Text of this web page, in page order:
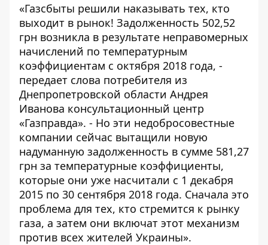
«Газсбыты решили наказывать тех, кто
выходит в рынок! Задолженность 502,52
грн возникла в результате неправомерных
начислений по температурным
коэффициентам с октября 2018 года, -
передает слова потребителя из
Днепропетровской области Андрея
Иванова консультационный центр
«Газправда». - Но эти недобросовестные
компании сейчас вытащили новую
надуманную задолженность в сумме 581,27
грн за температурные коэффициенты,
которые они уже насчитали с 1 декабря
2015 по 30 сентября 2018 года. Сначала это
проблема для тех, кто стремится к рынку
газа, а затем они включат этот механизм
против всех жителей Украины».